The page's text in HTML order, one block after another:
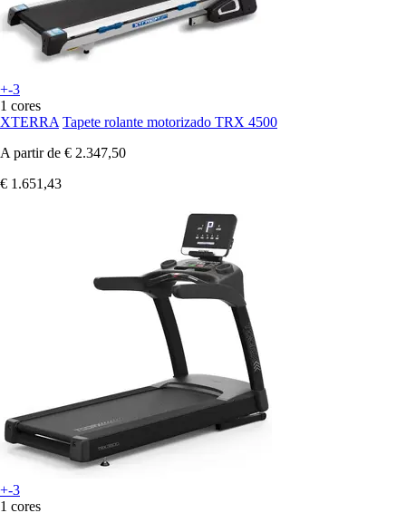
+-3
1 cores
XTERRA Tapete rolante motorizado TRX 4500
A partir de € 2.347,50
€ 1.651,43
+-3
1 cores